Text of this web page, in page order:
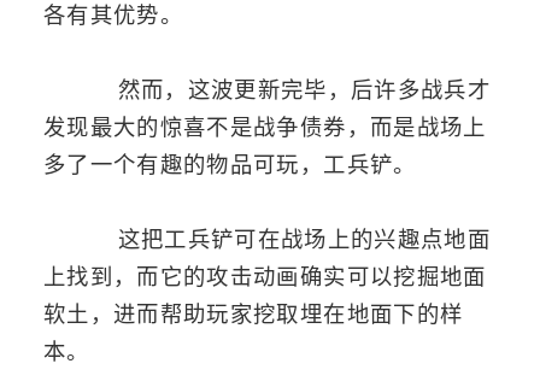
各有其优势。
然而，这波更新完毕，后许多战兵才
发现最大的惊喜不是战争债券，而是战场上
多了一个有趣的物品可玩，工兵铲。
这把工兵铲可在战场上的兴趣点地面
上找到，而它的攻击动画确实可以挖掘地面
软土，进而帮助玩家挖取埋在地面下的样
本。